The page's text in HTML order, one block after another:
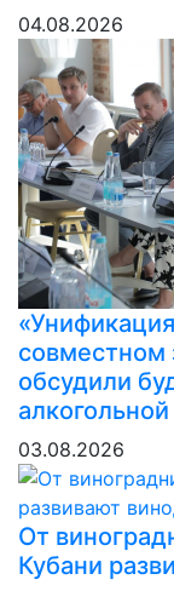
04.08.2026
обсудили
03.08.2026
От
Кубани